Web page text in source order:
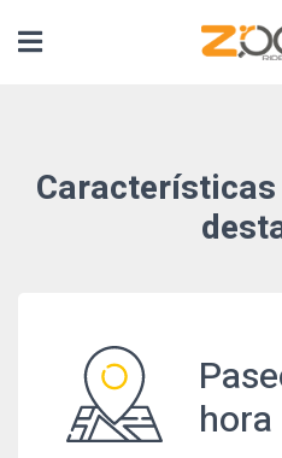
Características
hora